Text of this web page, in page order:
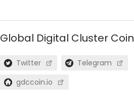
Global Digital Cluster Coin
Twitter
Telegram
gdccoin.io